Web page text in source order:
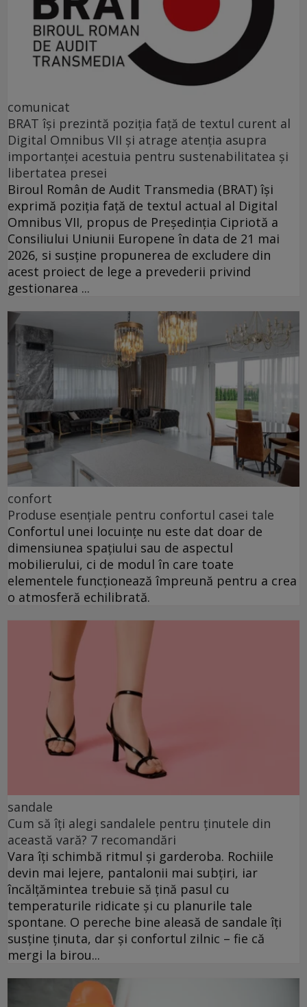
comunicat
BRAT își prezintă poziția față de textul curent al
Digital Omnibus VII și atrage atenția asupra
importanței acestuia pentru sustenabilitatea și
libertatea presei
Biroul Român de Audit Transmedia (BRAT) își
exprimă poziția față de textul actual al Digital
Omnibus VII, propus de Președinția Cipriotă a
Consiliului Uniunii Europene în data de 21 mai
2026, si susține propunerea de excludere din
acest proiect de lege a prevederii privind
gestionarea ...
confort
Produse esențiale pentru confortul casei tale
Confortul unei locuințe nu este dat doar de
dimensiunea spațiului sau de aspectul
mobilierului, ci de modul în care toate
elementele funcționează împreună pentru a crea
o atmosferă echilibrată.
sandale
Cum să îți alegi sandalele pentru ținutele din
această vară? 7 recomandări
Vara îți schimbă ritmul și garderoba. Rochiile
devin mai lejere, pantalonii mai subțiri, iar
încălțămintea trebuie să țină pasul cu
temperaturile ridicate și cu planurile tale
spontane. O pereche bine aleasă de sandale îți
susține ținuta, dar și confortul zilnic – fie că
mergi la birou...